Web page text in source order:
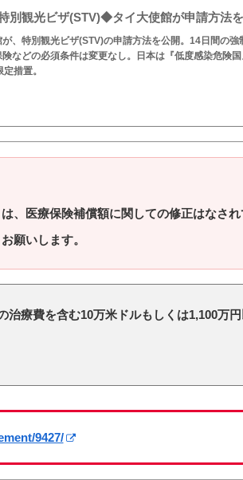
別観光ビザ(STV)◆タイ大使館が申請方法
、特別観光ビザ(STV)の申請方法を公開。14日間の強
などの必須条件は変更なし。日本は『低度感染危険
措置。
、医療保険補償額に関しての修正はなさ
願いします。
治療費を含む10万米ドルもしくは1,100万
9427/